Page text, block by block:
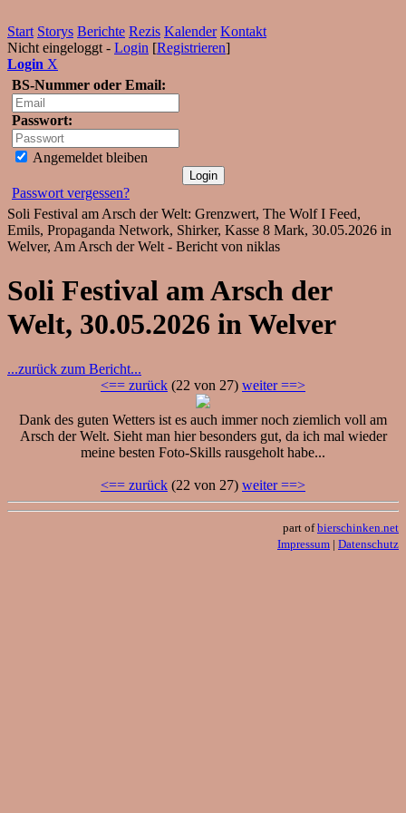
Start Storys Berichte Rezis Kalender Kontakt
Nicht eingeloggt - Login [Registrieren]
Login X
BS-Nummer oder Email:
Passwort:
Angemeldet bleiben
Passwort vergessen?
Soli Festival am Arsch der Welt: Grenzwert, The Wolf I Feed,
Emils, Propaganda Network, Shirker, Kasse 8 Mark, 30.05.2026 in
Welver, Am Arsch der Welt - Bericht von niklas
Soli Festival am Arsch der
Welt, 30.05.2026 in Welver
...zurück zum Bericht...
<== zurück (22 von 27) weiter ==>
Dank des guten Wetters ist es auch immer noch ziemlich voll am
Arsch der Welt. Sieht man hier besonders gut, da ich mal wieder
meine besten Foto-Skills rausgeholt habe...
<== zurück (22 von 27) weiter ==>
part ofbierschinken.net
Impressum | Datenschutz